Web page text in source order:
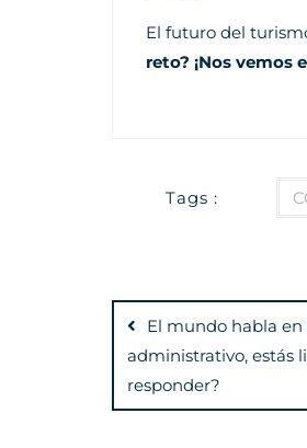
El futuro del
reto? ¡Nos vemos
Tags :
de
El mundo habla
administrativo, estás
responder?